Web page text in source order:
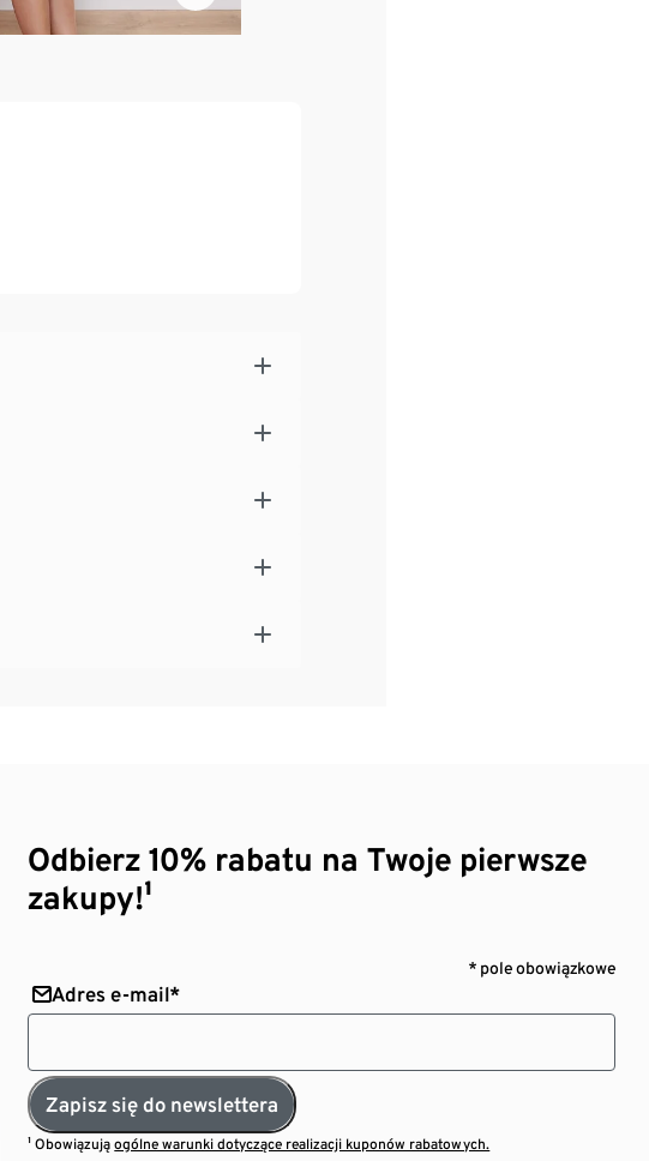
Odbierz 10% rabatu na Twoje pierwsze
zakupy!¹
* pole obowiązkowe
Adres e-mail*
Zapisz się do newslettera
¹ Obowiązująogólne warunki dotyczące realizacji kuponów rabatowych.